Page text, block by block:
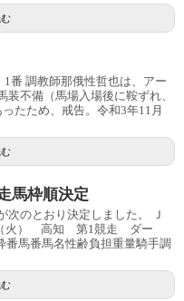
調教師那俄性哲也は、アー
不備（馬場入場後に鞍ずれ、
たため、戒告。令和3年11月
馬枠順決定
のとおり決定しました。 Ｊ
（火） 高知 第1競走 ダー
馬番馬名性齢負担重量騎手調